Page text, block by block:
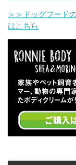
＞＞ドッグフード
はこちら